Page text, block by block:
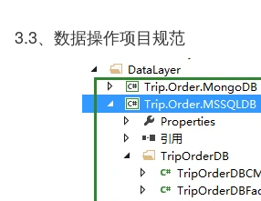
3.3、数据操作项目规范